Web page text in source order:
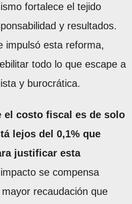
fortalece el tejido
y resultados.
impulsó esta reforma,
todo lo que escape a
y burocrática.
el costo fiscal es de solo
lejos del 0,1% que
justificar esta
se compensa
recaudación que